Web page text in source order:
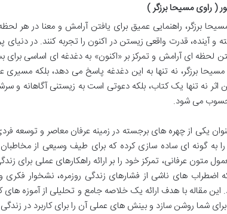
( راوی مسیحا برزگر )
برزگر، راهنمایی عمیق برای یافتن آرامش و معنا در هر
و آینده، قدرت واقعی زیستن در اکنون را تجربه کنند. در
لحظه ای آرامش و تمرکز بر «اکنون» به دغدغه ای اساسی
برزگر، نه تنها به این دغدغه پاسخ می دهد، بلکه مسیری
اثر نه تنها یک کتاب، بلکه دعوتی است به زیستنی آگاهانه و
می شود.
یکی از چهره های برجسته در زمینه عرفان معاصر و توسعه
به گونه ای ساده سازی کرده که برای طیف وسیعی از
متون عرفانی، تمرکز خود را بر ارائه راهکارهای عملی برای
اضطراب های ناشی از فشارهای زندگی روزمره، نشخوار
مقاله با هدف ارائه یک خلاصه جامع و تحلیلی از آموزه
برای شما روشن سازد و بینش های عملی آن را برای کاربرد در زندگی